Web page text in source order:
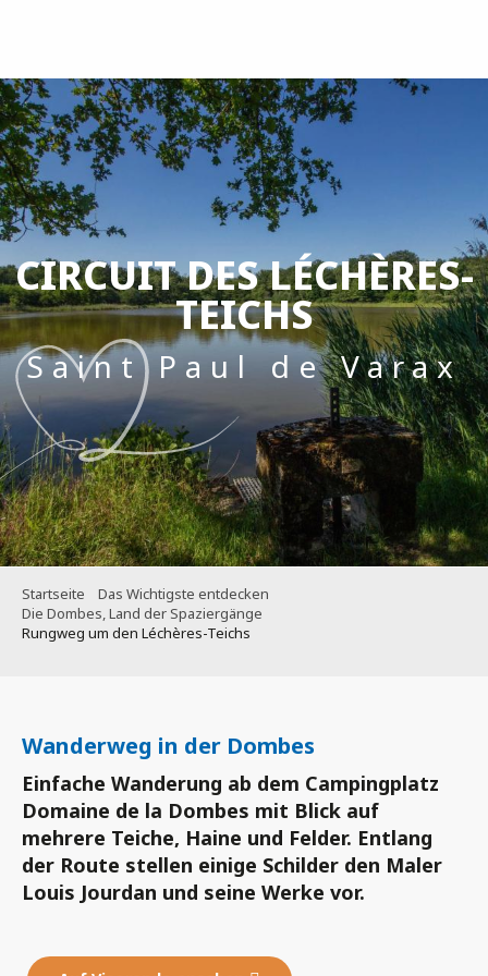
principal
CIRCUIT DES LÉCHÈRES-
TEICHS
Saint Paul de Varax
Startseite
Das Wichtigste entdecken
Die Dombes, Land der Spaziergänge
Rungweg um den Léchères-Teichs
Wanderweg in der Dombes
Einfache Wanderung ab dem Campingplatz
Domaine de la Dombes mit Blick auf
mehrere Teiche, Haine und Felder. Entlang
der Route stellen einige Schilder den Maler
Louis Jourdan und seine Werke vor.